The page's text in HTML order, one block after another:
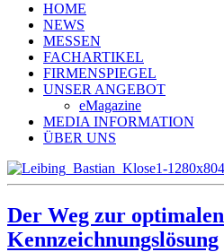
HOME
NEWS
MESSEN
FACHARTIKEL
FIRMENSPIEGEL
UNSER ANGEBOT
eMagazine
MEDIA INFORMATION
ÜBER UNS
Der Weg zur optimalen
Kennzeichnungslösung